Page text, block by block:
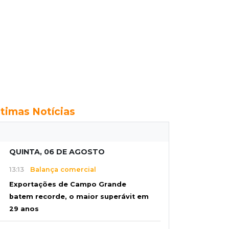
Notícias
QUINTA, 06 DE AGOSTO
13:13 Balança comercial
Exportações de Campo Grande
batem recorde, o maior superávit em
29 anos